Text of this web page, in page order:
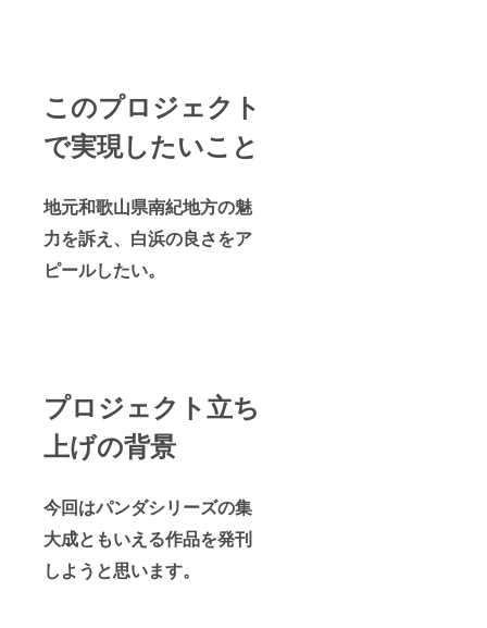
このプロジェクト
で実現したいこと
地元和歌山県南紀地方の魅
力を訴え、白浜の良さをア
ピールしたい。
プロジェクト立ち
上げの背景
今回はパンダシリーズの集
大成ともいえる作品を発刊
しようと思います。